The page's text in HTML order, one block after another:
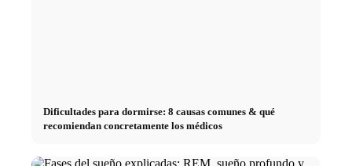
Dificultades para dormirse: 8 causas comunes & qué
recomiendan concretamente los médicos